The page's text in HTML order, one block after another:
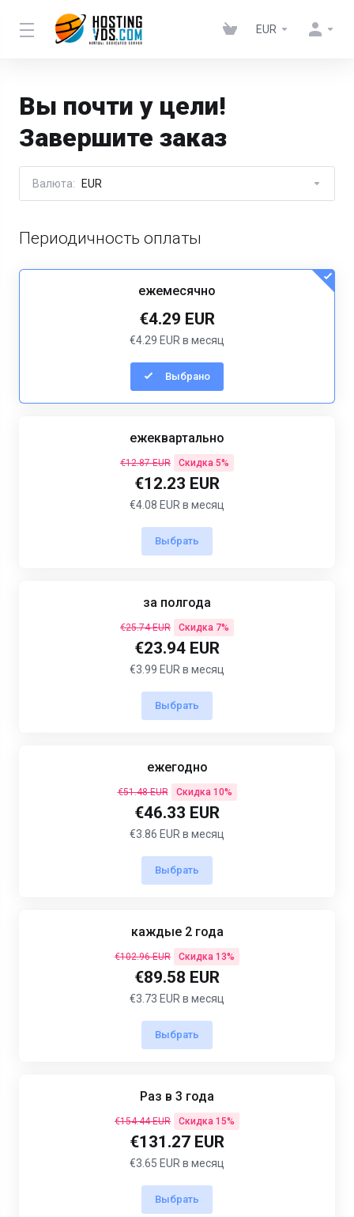
EUR
Вы почти у цели!
Завершите заказ
Валюта: EUR
Периодичность оплаты
ежемесячно
€4.29 EUR
€4.29 EUR в месяц
Выбрано
ежеквартально
€12.87 EUR Скидка 5%
€12.23 EUR
€4.08 EUR в месяц
Выбрать
за полгода
€25.74 EUR Скидка 7%
€23.94 EUR
€3.99 EUR в месяц
Выбрать
ежегодно
€51.48 EUR Скидка 10%
€46.33 EUR
€3.86 EUR в месяц
Выбрать
каждые 2 года
€102.96 EUR Скидка 13%
€89.58 EUR
€3.73 EUR в месяц
Выбрать
Раз в 3 года
€154.44 EUR Скидка 15%
€131.27 EUR
€3.65 EUR в месяц
Выбрать